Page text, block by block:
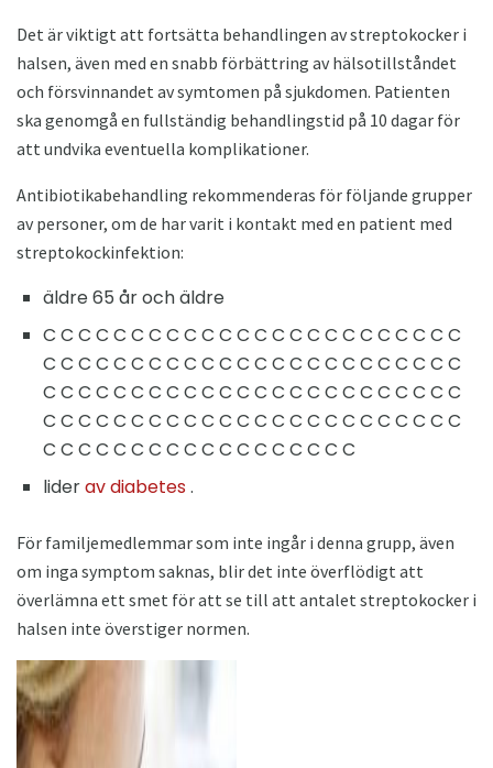
Det är viktigt att fortsätta behandlingen av streptokocker i
halsen, även med en snabb förbättring av hälsotillståndet
och försvinnandet av symtomen på sjukdomen. Patienten
ska genomgå en fullständig behandlingstid på 10 dagar för
att undvika eventuella komplikationer.
Antibiotikabehandling rekommenderas för följande grupper
av personer, om de har varit i kontakt med en patient med
streptokockinfektion:
äldre 65 år och äldre
C C C C C C C C C C C C C C C C C C C C C C C C
C C C C C C C C C C C C C C C C C C C C C C C C
C C C C C C C C C C C C C C C C C C C C C C C C
C C C C C C C C C C C C C C C C C C C C C C C C
C C C C C C C C C C C C C C C C C C
liderav diabetes.
För familjemedlemmar som inte ingår i denna grupp, även
om inga symptom saknas, blir det inte överflödigt att
överlämna ett smet för att se till att antalet streptokocker i
halsen inte överstiger normen.